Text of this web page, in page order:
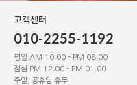
고객센터
010-2255-1192
평일 AM 10:00 - PM 08:00
점심 PM 12:00 - PM 01:00
주말, 공휴일 휴무